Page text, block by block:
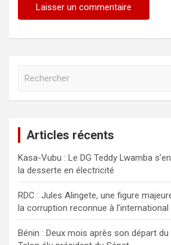
c
h
e
r
Articles récents
Kasa-Vubu : Le DG Teddy Lwamba
la desserte en électricité
RDC : Jules Alingete, une figure
la corruption reconnue à l’international
Bénin : Deux mois après son départ